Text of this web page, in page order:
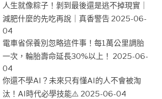
人生就像粽子！剝到最後還是逃不掉現實｜
減肥什麼的先吃再說｜真香警告 2025-06-
04
電車省保養別忽略這件事！每1萬公里調胎
一次，輪胎壽命延長30%以上！ 2025-06-
04
你還不學AI？未來只有懂AI的人不會被淘
汰！AI時代必學技能⚠️ 2025-06-04